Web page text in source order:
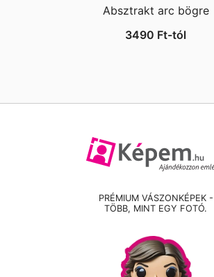
Absztrakt arc bögre
3490 Ft-tól
PRÉMIUM VÁSZONKÉPEK -
TÖBB, MINT EGY FOTÓ.